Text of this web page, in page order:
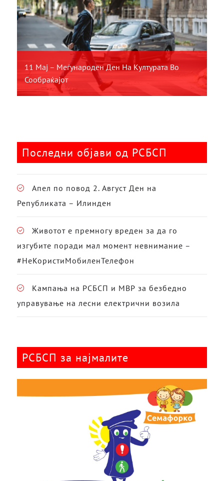
11 Мај – Меѓународен Ден На Културата Во
Сообраќајот
Последни објави од РСБСП
Апел по повод 2. Август Ден на
Републиката – Илинден
Животот е премногу вреден за да го
изгубите поради мал момент невнимание –
#НеКористиМобиленТелефон
Кампања на РСБСП и МВР за безбедно
управување на лесни електрични возила
РСБСП за најмалите